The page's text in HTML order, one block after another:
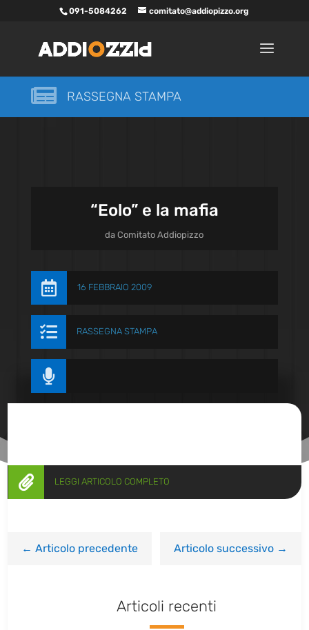
091-5084262 comitato@addiopizzo.org
 RASSEGNA STAMPA
“Eolo” e la mafia
daComitato Addiopizzo
 16 FEBBRAIO 2009
 RASSEGNA STAMPA

 LEGGI ARTICOLO COMPLETO
←Articolo precedente Articolo successivo→
Articoli recenti